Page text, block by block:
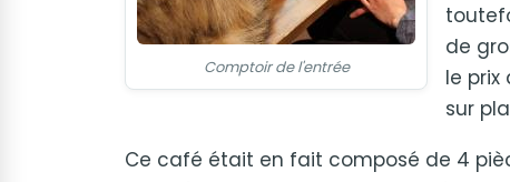
Comptoir de l'entrée
de
le
sur
Ce café était en fait composé de 4